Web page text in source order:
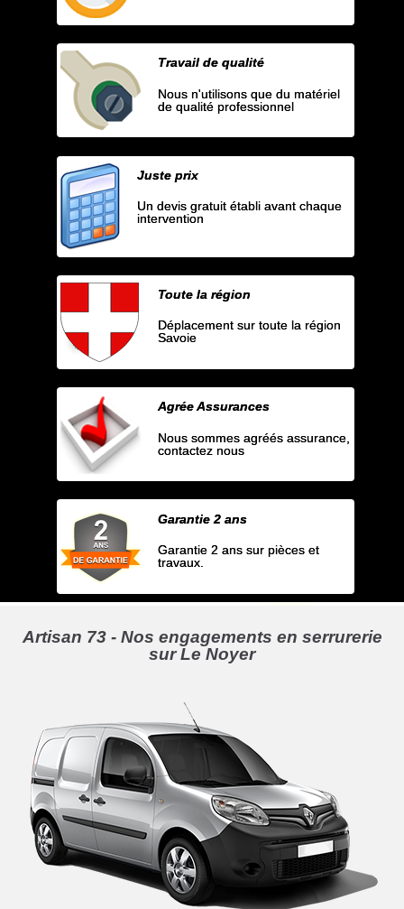
Travail de qualité
Nous n'utilisons que du matériel
de qualité professionnel
Juste prix
Un devis gratuit établi avant chaque
intervention
Toute la région
Déplacement sur toute la région
Savoie
Agrée Assurances
Nous sommes agréés assurance,
contactez nous
Garantie 2 ans
Garantie 2 ans sur pièces et
travaux.
Artisan 73 - Nos engagements en serrurerie
sur Le Noyer